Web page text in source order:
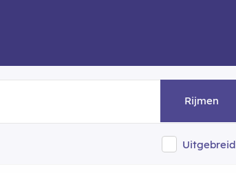
Rijmen
Uitgebreid